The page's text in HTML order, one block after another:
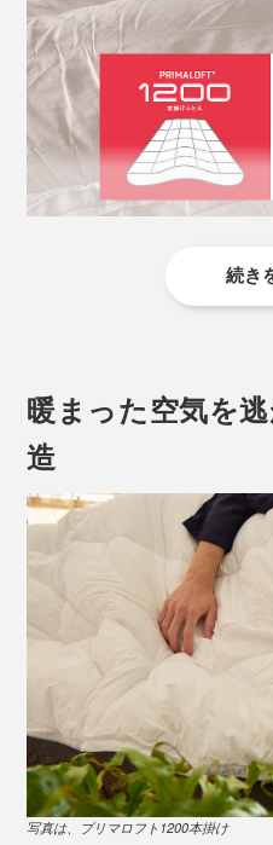
羽毛の構造に注目して、3
ることで、ダウン並みの暖
いだに、体温で暖まった空
3種の太さのポリエステルを配合してつ
しかも、羽毛と違って、水
長から、アメリカ陸軍や海
晩秋から冬の始めは、こ
大きいキルトパターンで驚くほど暖かい
布団には、着脱用のスナッ
ので、ほかの『プリマロ
続き
暖まった空気を
造
写真は、プリマロフト1200本掛け